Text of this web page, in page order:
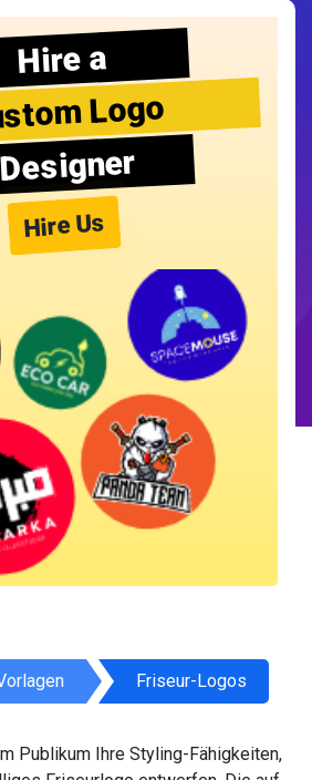
Hire a
Logo
Designer
Hire Us
Friseur-Logos
Publikum Ihre Styling-Fähigkeiten,